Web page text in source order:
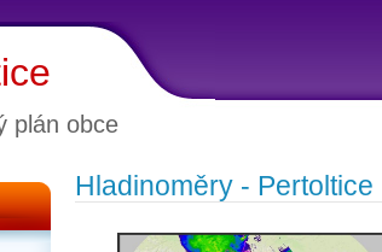
plán obce
Hladinoměry - Pertoltice